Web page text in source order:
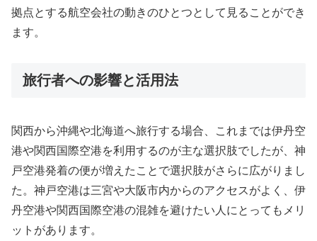
拠点とする航空会社の動きのひとつとして見ることができ
ます。
旅行者への影響と活用法
関西から沖縄や北海道へ旅行する場合、これまでは伊丹空
港や関西国際空港を利用するのが主な選択肢でしたが、神
戸空港発着の便が増えたことで選択肢がさらに広がりまし
た。神戸空港は三宮や大阪市内からのアクセスがよく、伊
丹空港や関西国際空港の混雑を避けたい人にとってもメリ
ットがあります。